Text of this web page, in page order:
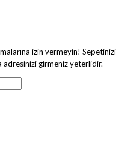
izin vermeyin! Sepetinizi
adresinizi girmeniz yeterlidir.